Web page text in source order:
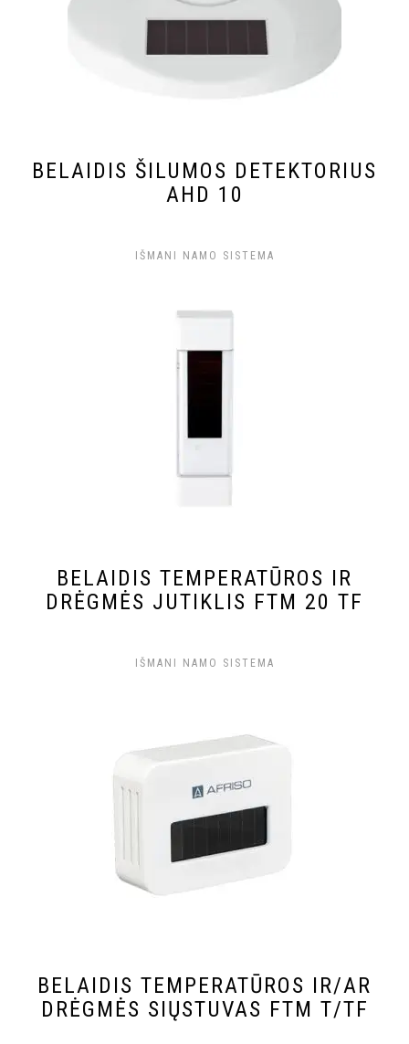
BELAIDIS ŠILUMOS DETEKTORIUS
AHD 10
IŠMANI NAMO SISTEMA
BELAIDIS TEMPERATŪROS IR
DRĖGMĖS JUTIKLIS FTM 20 TF
IŠMANI NAMO SISTEMA
BELAIDIS TEMPERATŪROS IR/AR
DRĖGMĖS SIŲSTUVAS FTM T/TF